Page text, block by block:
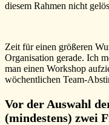
diesem Rahmen nicht
Zeit für einen größeren
Organisation gerade. Ich
man einen Workshop
wöchentlichen Team-
Vor der Auswahl
(mindestens) zwei